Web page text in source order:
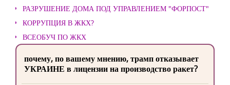
РАЗРУШЕНИЕ ДОМА ПОД УПРАВЛЕНИЕМ "ФОРПОСТ"
КОРРУПЦИЯ В ЖКХ?
ВСЕОБУЧ ПО ЖКХ
почему, по вашему мнению, трамп отказывает
УКРАИНЕ в лицензии на производство ракет?